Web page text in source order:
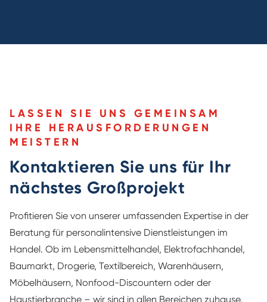
LASSEN SIE UNS GEMEINSAM
IHRE HERAUSFORDERUNGEN
MEISTERN
Kontaktieren Sie uns für Ihr
nächstes Großprojekt
Profitieren Sie von unserer umfassenden Expertise in der
Beratung für personalintensive Dienstleistungen im
Handel. Ob im Lebensmittelhandel, Elektrofachhandel,
Baumarkt, Drogerie, Textilbereich, Warenhäusern,
Möbelhäusern, Nonfood-Discountern oder der
Haustierbranche – wir sind in allen Bereichen zuhause.